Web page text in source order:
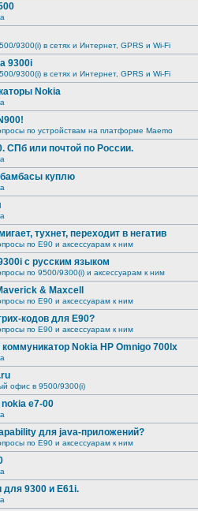
9300(i) в сетях и Интернет, GPRS и Wi-Fi
9300i
9300(i) в сетях и Интернет, GPRS и Wi-Fi
Nokia
по устройствам на платформе Maemo
СПб или почтой по России.
куплю
тухнет, переходит в негатив
по E90 и аксессуарам к ним
c русским языком
по 9500/9300(i) и аксессуарам к ним
& Maxcell
по E90 и аксессуарам к ним
кодов для Е90?
по E90 и аксессуарам к ним
Nokia HP Omnigo 700lx
офис в 9500/9300(i)
e7-00
для java-приложений?
по E90 и аксессуарам к ним
для 9300 и Е61i.